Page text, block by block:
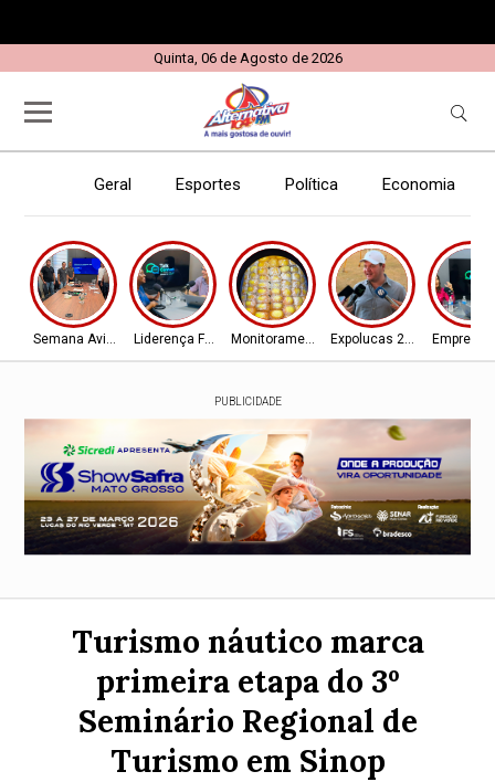
Quinta, 06 de Agosto de 2026
Geral Esportes Política Economia
Semana Aviador Liderença FemininaMonitoramento Expolucas 2026
PUBLICIDADE
Turismo náutico marca
primeira etapa do 3º
Seminário Regional de
Turismo em Sinop